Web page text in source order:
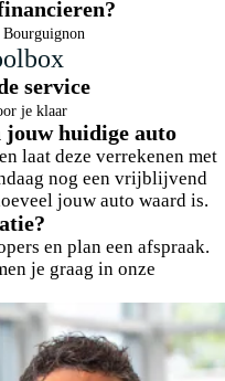
service
je klaar
jouw huidige auto
laat deze verrekenen met
nog een vrijblijvend
jouw auto waard is.
en plan een afspraak.
je graag in onze